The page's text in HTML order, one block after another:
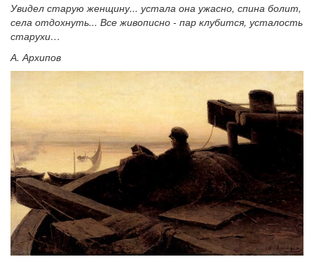
Увидел старую женщину... устала она ужасно, спина болит,
села отдохнуть... Все живописно - пар клубится, усталость
старухи…
А. Архипов